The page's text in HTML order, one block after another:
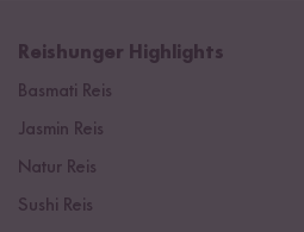
Reishunger Highlights
Basmati Reis
Jasmin Reis
Natur Reis
Sushi Reis